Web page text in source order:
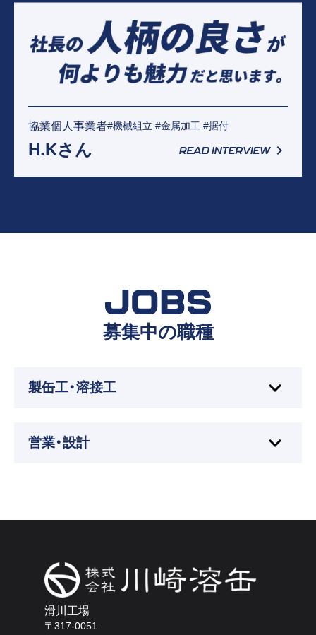
協業個人事業者#機械組立 #金属加工 #据付
H.Kさん
募集中の職種
製缶工・溶接工
募集職種
弊社では主に『溶接』と『組立』の2部署があり、本人の適
性を見て配属を決定します。
営業・設計
主に営業、および図面の設計に携わっていただきます。
設計では、お客様から頂いた図面から、部品の図面を起
こしたり、階段などの簡単な設計を担当していただきま
す。
滑川工場
〒317-0051